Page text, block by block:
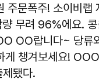
문폭주! 소이비랩
량 무려 96%에요.
OO랍니다~ 당류
게 챙겨보세요!
됐다.